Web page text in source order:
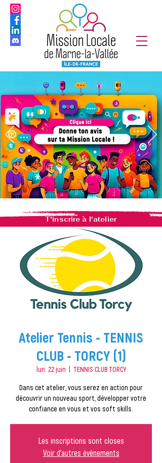
T'inscrire à l'atelier
Atelier Tennis - TENNIS
CLUB - TORCY (1)
lun. 22 juin TENNIS CLUB TORCY
Dans cet atelier, vous serez en action pour
découvrir un nouveau sport, développer votre
confiance en vous et vos soft skills.
Les inscriptions sont closes
Voir d'autres événements